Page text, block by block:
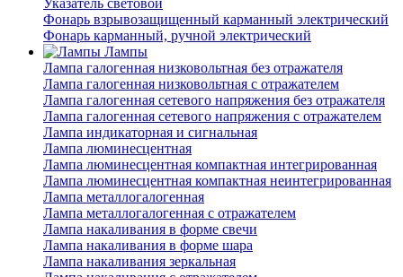
Указатель световой
Фонарь взрывозащищенный карманный электрический
Фонарь карманный, ручной электрический
Лампы
Лампа галогенная низковольтная без отражателя
Лампа галогенная низковольтная с отражателем
Лампа галогенная сетевого напряжения без отражателя
Лампа галогенная сетевого напряжения с отражателем
Лампа индикаторная и сигнальная
Лампа люминесцентная
Лампа люминесцентная компактная интегрированная
Лампа люминесцентная компактная неинтегрированная
Лампа металлогалогенная
Лампа металлогалогенная с отражателем
Лампа накаливания в форме свечи
Лампа накаливания в форме шара
Лампа накаливания зеркальная